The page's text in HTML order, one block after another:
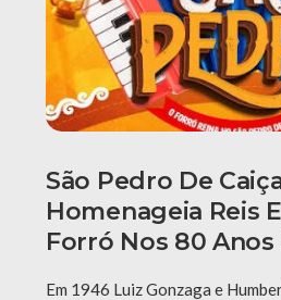
São Pedro De
Homenageia Reis
Forró Nos 80 Anos
Em 1946 Luiz Gonzaga e